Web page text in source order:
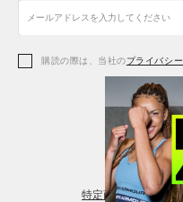
アクセサリー
アクセサリー
シューズ
アクセサリー
レギンス＆タイツ
シューズ
購読の際は、当社のプライバシ
特定商取引法に基づ